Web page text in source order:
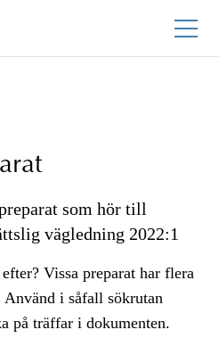
som hör till
vägledning 2022:1
Vissa preparat har flera
i såfall sökrutan
på träffar i dokumenten.